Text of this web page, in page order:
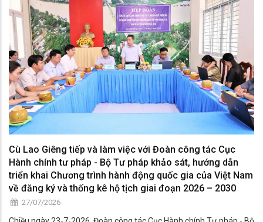
Cù Lao Giêng tiếp và làm việc với Đoàn công tác Cục
Hành chính tư pháp - Bộ Tư pháp khảo sát, hướng dẫn
triển khai Chương trình hành động quốc gia của Việt Nam
về đăng ký và thống kê hộ tịch giai đoạn 2026 – 2030
27/07/2026